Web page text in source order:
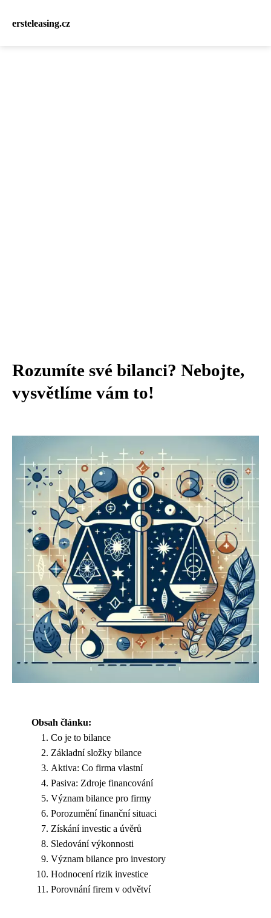
ersteleasing.cz
Rozumíte své bilanci? Nebojte,
vysvětlíme vám to!
Obsah článku:
Co je to bilance
Základní složky bilance
Aktiva: Co firma vlastní
Pasiva: Zdroje financování
Význam bilance pro firmy
Porozumění finanční situaci
Získání investic a úvěrů
Sledování výkonnosti
Význam bilance pro investory
Hodnocení rizik investice
Porovnání firem v odvětví